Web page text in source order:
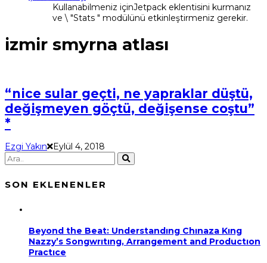
Kullanabilmeniz içinJetpack eklentisini kurmanız
ve \ "Stats " modülünü etkinleştirmeniz gerekir.
izmir smyrna atlası
“nice sular geçti, ne yapraklar düştü,
değişmeyen göçtü, değişense coştu”
*
Ezgi Yakın Eylül 4, 2018
SON EKLENENLER
Beyond the Beat: Understandıng Chınaza Kıng
Nazzy’s Songwrıtıng, Arrangement and Productıon
Practıce